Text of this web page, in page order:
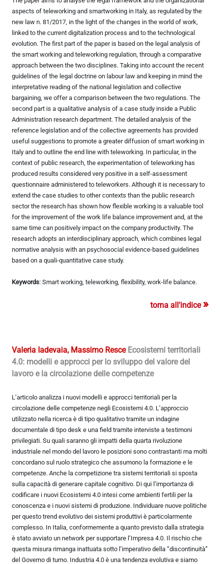
aspects of teleworking and smartworking in Italy, as regulated by the
new law n. 81/2017, in the light of the changes in the world of work,
linked to the current digitalization process and to the technological
evolution. The first part of the paper is based on the legal analysis of
the smart working and teleworking regulation, through a comparative
approach between the two disciplines. Taking into account the recent
guidelines of the legal doctrine on labour law and keeping in mind the
interpretative reading of the national legislation and collective
bargaining, we offer a comparison between the two regulations. The
second part is a qualitative analysis of a case study inside a Public
Administration research department. The detailed analysis of the
reference legislation and of the collective agreements has provided
useful suggestions to promote a greater diffusion of smart working in
Italy and to outline the end line with teleworking. In particular, in the
context of public research, the experimentation of teleworking has
produced results considered very positive in a self-assessment
questionnaire administered to teleworkers. Although it is necessary to
extend the case studies to other contexts than the public research
sector the research has shown how flexible working is a valuable tool
for the improvement of the work life balance improvement and, at the
same time can positively impact on the company productivity. The
research adopts an interdisciplinary approach, which combines legal
normative analysis with an psychosocial evidence-based guidelines
based on a quali-quantitative case study.
Keywords: Smart working, teleworking, flexibility, work-life balance.
torna all'indice »
Valeria Iadevaia, Massimo ResceEcosistemi territoriali
4.0: modelli e approcci per lo sviluppo del valore del
lavoro e la circolazione delle competenze
L’articolo analizza i nuovi modelli e approcci territoriali per la
circolazione delle competenze negli Ecosistemi 4.0. L’approccio
utilizzato nella ricerca è di tipo qualitativo tramite un indagine
documentale di tipo desk e una field tramite interviste a testimoni
privilegiati. Su quali saranno gli impatti della quarta rivoluzione
industriale nel mondo del lavoro le posizioni sono contrastanti ma molti
concordano sul ruolo strategico che assumono la formazione e le
competenze. Anche la competizione tra sistemi territoriali si sposta
sulla capacità di generare capitale cognitivo. Di qui l’importanza di
codificare i nuovi Ecosistemi 4.0 intesi come ambienti fertili per la
conoscenza e i nuovi sistemi di produzione. Individuare nuove politiche
per questo trend evolutivo dei sistemi produttivi è particolarmente
complesso. In Italia, conformemente a quanto previsto dalla strategia
è stato avviato un network per supportare l’Impresa 4.0. Il rischio che
questa misura rimanga inattuata sotto l’imperativo della “discontinuità”
del Governo di turno. Industria 4.0 è una tendenza evolutiva e siamo